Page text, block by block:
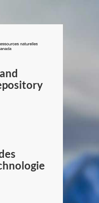
/
Canada